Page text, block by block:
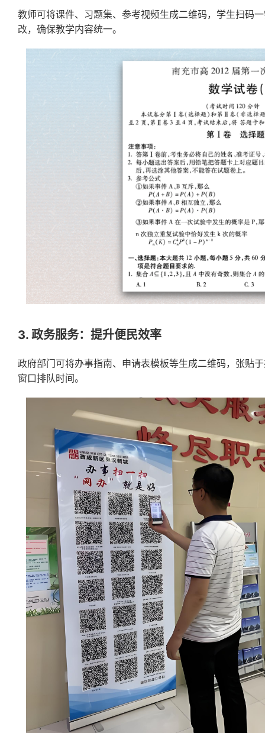
教师可将课件、习题集、参考视频生成二维码，学生扫码
改，确保教学内容统一。
3. 政务服务：提升便民效率
政府部门可将办事指南、申请表模板等生成二维码，张贴
窗口排队时间。